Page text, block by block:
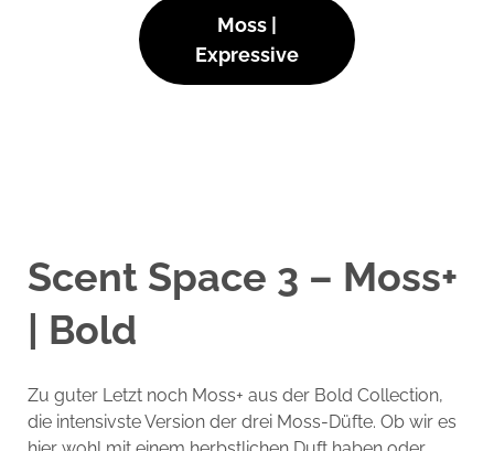
Moss |
Expressive
Scent Space 3 – Moss+
| Bold
Zu guter Letzt noch Moss+ aus der Bold Collection,
die intensivste Version der drei Moss-Düfte. Ob wir es